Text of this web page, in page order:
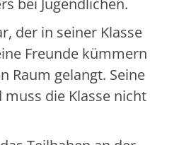
bei Jugendlichen.
der in seiner Klasse
Freunde kümmern
Raum gelangt. Seine
die Klasse nicht